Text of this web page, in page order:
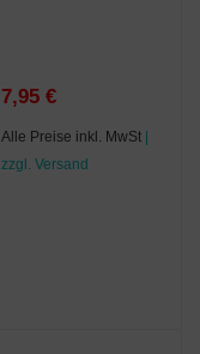
7,95 €
Alle Preise inkl. MwSt |
zzgl. Versand